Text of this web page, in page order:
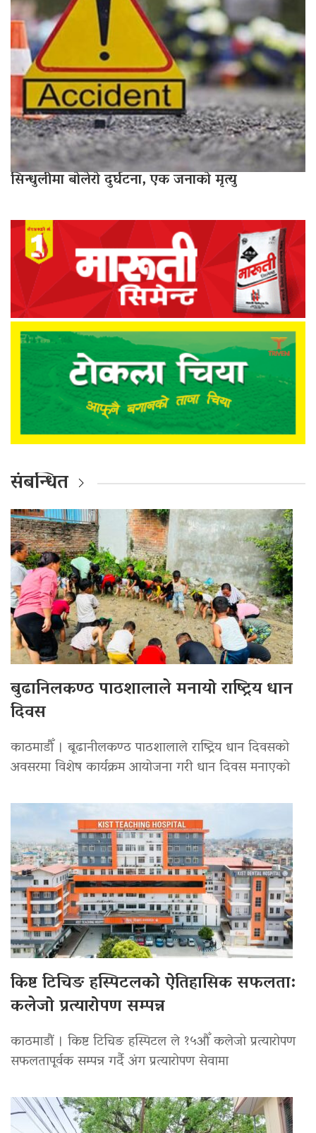
सिन्धुलीमा बोलेरो दुर्घटना, एक जनाको मृत्यु
संबन्धित
बुढानिलकण्ठ पाठशालाले मनायो राष्ट्रिय धान
दिवस
काठमाडौँ । बूढानीलकण्ठ पाठशालाले राष्ट्रिय धान दिवसको
अवसरमा विशेष कार्यक्रम आयोजना गरी धान दिवस मनाएको
किष्ट टिचिङ हस्पिटलको ऐतिहासिक सफलता:
कलेजो प्रत्यारोपण सम्पन्न
काठमाडौं । किष्ट टिचिङ हस्पिटल ले १५औँ कलेजो प्रत्यारोपण
सफलतापूर्वक सम्पन्न गर्दै अंग प्रत्यारोपण सेवामा